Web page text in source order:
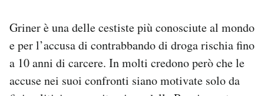
Griner è una delle cestiste più conosciute al mondo
e per l’accusa di contrabbando di droga rischia fino
a 10 anni di carcere. In molti credono però che le
accuse nei suoi confronti siano motivate solo da